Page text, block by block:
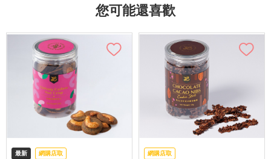
您可能還喜歡
最新 網購店取 網購店取